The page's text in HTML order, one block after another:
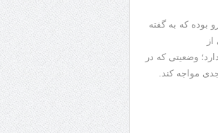
بوده که به گفته
وضعیتی که در
مواجه کند.